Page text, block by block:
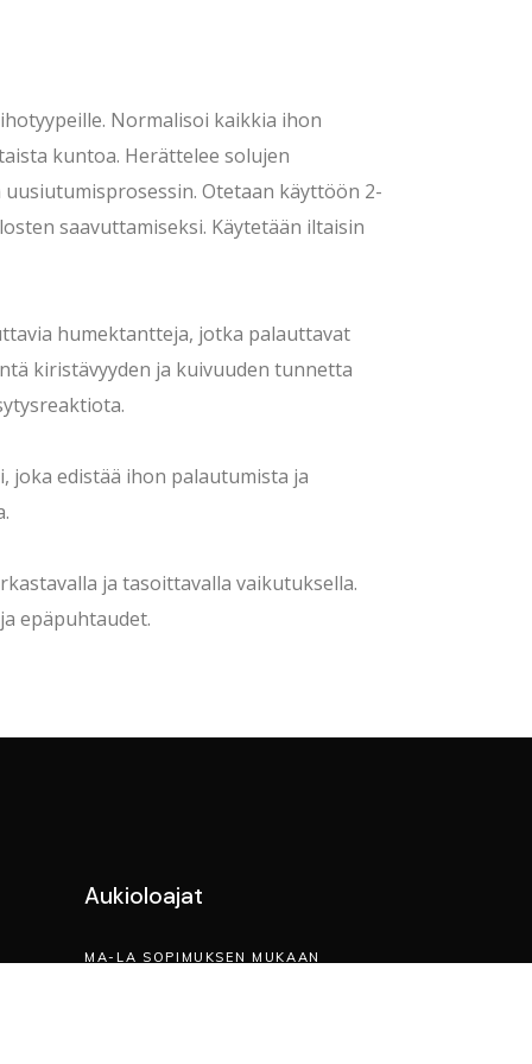
Normalisoi kaikkia ihon
kuntoa. Herättelee solujen
Otetaan käyttöön 2-
saavuttamiseksi. Käytetään iltaisin
humektantteja, jotka palauttavat
kiristävyyden ja kuivuuden tunnetta
joka edistää ihon palautumista ja
ja tasoittavalla vaikutuksella.
epäpuhtaudet.
Aukioloajat
MA-LA SOPIMUKSEN MUKAAN